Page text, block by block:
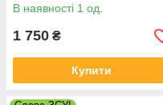
В наявності 1 од.
1 750 ₴
Купити